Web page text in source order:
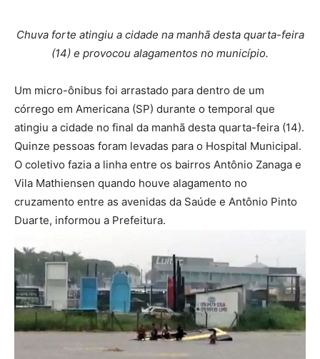
Chuva forte atingiu a cidade na manhã desta quarta-feira
(14) e provocou alagamentos no município.
Um micro-ônibus foi arrastado para dentro de um
córrego em Americana (SP) durante o temporal que
atingiu a cidade no final da manhã desta quarta-feira (14).
Quinze pessoas foram levadas para o Hospital Municipal.
O coletivo fazia a linha entre os bairros Antônio Zanaga e
Vila Mathiensen quando houve alagamento no
cruzamento entre as avenidas da Saúde e Antônio Pinto
Duarte, informou a Prefeitura.